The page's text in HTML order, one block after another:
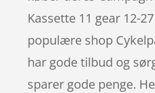
Kassette 11 gear 12-
populære shop
har gode tilbud og
sparer gode penge.